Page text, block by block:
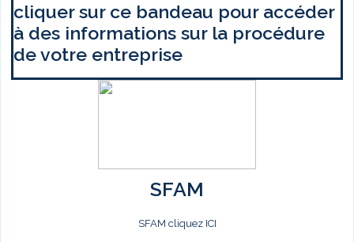
cliquer sur ce bandeau pour accéder
à des informations sur la procédure
de votre entreprise
SFAM
SFAM cliquez ICI